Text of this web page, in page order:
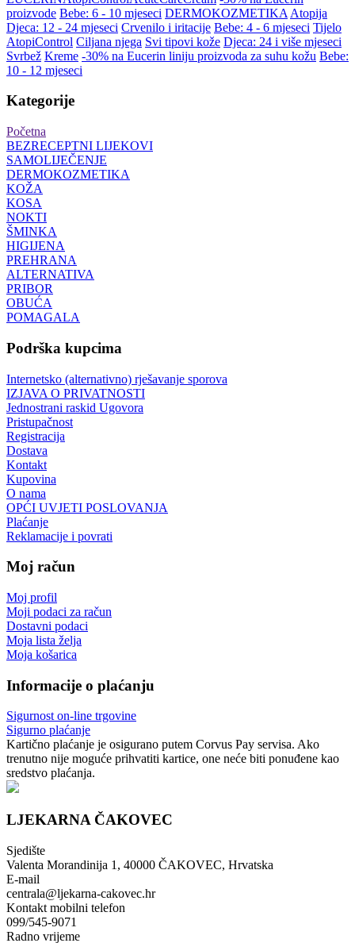
proizvode Bebe: 6 - 10 mjeseci DERMOKOZMETIKA Atopija
Djeca: 12 - 24 mjeseci Crvenilo i iritacije Bebe: 4 - 6 mjeseci Tijelo
AtopiControl Ciljana njega Svi tipovi kože Djeca: 24 i više mjeseci
Svrbež Kreme -30% na Eucerin liniju proizvoda za suhu kožu Bebe:
10 - 12 mjeseci
Kategorije
Početna
BEZRECEPTNI LIJEKOVI
SAMOLIJEČENJE
DERMOKOZMETIKA
KOŽA
KOSA
NOKTI
ŠMINKA
HIGIJENA
PREHRANA
ALTERNATIVA
PRIBOR
OBUĆA
POMAGALA
Podrška kupcima
Internetsko (alternativno) rješavanje sporova
IZJAVA O PRIVATNOSTI
Jednostrani raskid Ugovora
Pristupačnost
Registracija
Dostava
Kontakt
Kupovina
O nama
OPĆI UVJETI POSLOVANJA
Plaćanje
Reklamacije i povrati
Moj račun
Moj profil
Moji podaci za račun
Dostavni podaci
Moja lista želja
Moja košarica
Informacije o plaćanju
Sigurnost on-line trgovine
Sigurno plaćanje
Kartično plaćanje je osigurano putem Corvus Pay servisa. Ako
trenutno nije moguće prihvatiti kartice, one neće biti ponuđene kao
sredstvo plaćanja.
LJEKARNA ČAKOVEC
Sjedište
Valenta Morandinija 1, 40000 ČAKOVEC, Hrvatska
E-mail
centrala@ljekarna-cakovec.hr
Kontakt mobilni telefon
099/545-9071
Radno vrijeme